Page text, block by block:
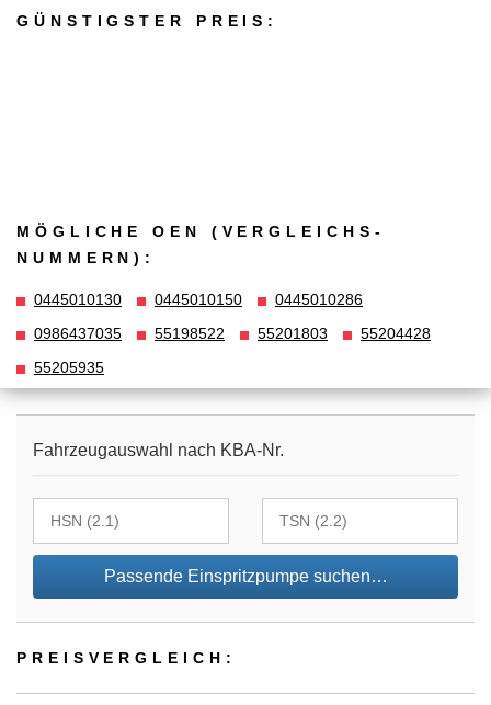
GÜNSTIGSTER PREIS:
MÖGLICHE OEN (VERGLEICHS­
NUMMERN):
0445010130 0445010150
0445010286
0986437035
55198522 55201803
55204428
55205935
Fahrzeugauswahl nach KBA-Nr.
Passende Einspritzpumpe suchen…
PREIS­VER­GLEICH: